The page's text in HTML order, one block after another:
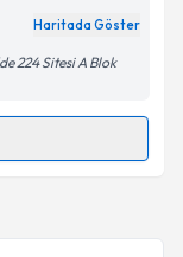
belirtilen
Haritada Göster
224 Sitesi A Blok